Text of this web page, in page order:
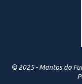
© 2025 - Mantos do